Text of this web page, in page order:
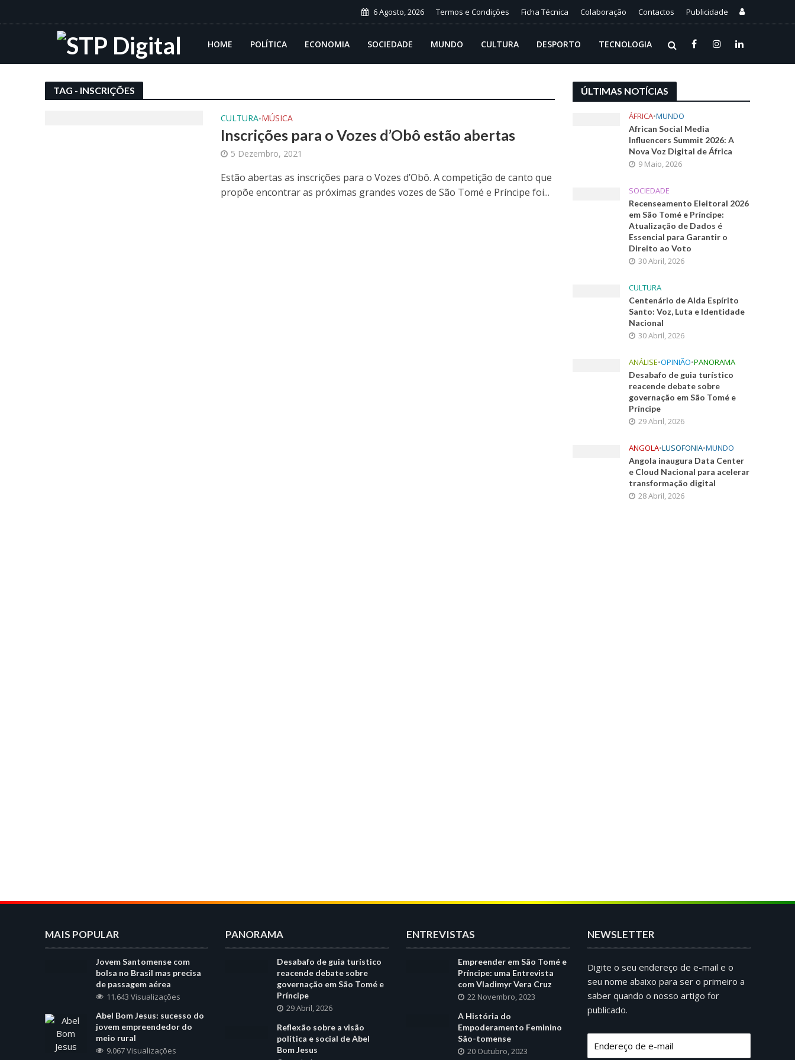
6 Agosto, 2026 Termos e Condições Ficha Técnica Colaboração Contactos Publicidade
HOME POLÍTICA ECONOMIA SOCIEDADE MUNDO CULTURA DESPORTO TECNOLOGIA
TAG - INSCRIÇÕES
CULTURA•MÚSICA
Inscrições para o Vozes d’Obô estão abertas
5 Dezembro, 2021
Estão abertas as inscrições para o Vozes d’Obô. A competição de canto que
propõe encontrar as próximas grandes vozes de São Tomé e Príncipe foi...
ÚLTIMAS NOTÍCIAS
ÁFRICA•MUNDO
African Social Media
Influencers Summit 2026: A
Nova Voz Digital de África
9 Maio, 2026
SOCIEDADE
Recenseamento Eleitoral 2026
em São Tomé e Príncipe:
Atualização de Dados é
Essencial para Garantir o
Direito ao Voto
30 Abril, 2026
CULTURA
Centenário de Alda Espírito
Santo: Voz, Luta e Identidade
Nacional
30 Abril, 2026
ANÁLISE•OPINIÃO•PANORAMA
Desabafo de guia turístico
reacende debate sobre
governação em São Tomé e
Príncipe
29 Abril, 2026
ANGOLA•LUSOFONIA•MUNDO
Angola inaugura Data Center
e Cloud Nacional para acelerar
transformação digital
28 Abril, 2026
MAIS POPULAR
Jovem Santomense com
bolsa no Brasil mas precisa
de passagem aérea
11.643 Visualizações
Abel Bom Jesus: sucesso do
jovem empreendedor do
meio rural
9.067 Visualizações
PANORAMA
Desabafo de guia turístico
reacende debate sobre
governação em São Tomé e
Príncipe
29 Abril, 2026
Reflexão sobre a visão
política e social de Abel
Bom Jesus
ENTREVISTAS
Empreender em São Tomé e
Príncipe: uma Entrevista
com Vladimyr Vera Cruz
22 Novembro, 2023
A História do
Empoderamento Feminino
São-tomense
20 Outubro, 2023
NEWSLETTER
Digite o seu endereço de e-mail e o
seu nome abaixo para ser o primeiro a
saber quando o nosso artigo for
publicado.